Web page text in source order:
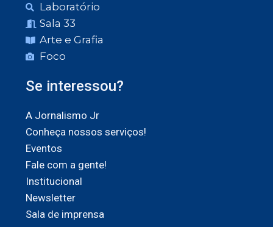
Laboratório
Sala 33
Arte e Grafia
Foco
Se interessou?
A Jornalismo Jr
Conheça nossos serviços!
Eventos
Fale com a gente!
Institucional
Newsletter
Sala de imprensa